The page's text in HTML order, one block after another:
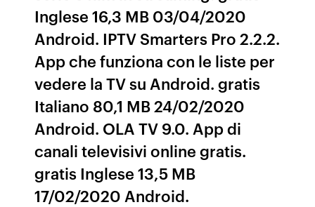
Inglese 16,3 MB 03/04/2020
Android. IPTV Smarters Pro 2.2.2.
App che funziona con le liste per
vedere la TV su Android. gratis
Italiano 80,1 MB 24/02/2020
Android. OLA TV 9.0. App di
canali televisivi online gratis.
gratis Inglese 13,5 MB
17/02/2020 Android.